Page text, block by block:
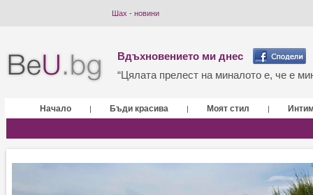
Шах - новини
Вдъхновението ми днес
“Цялата прелест на миналото е, че е
Начало | Бъди красива | Моят стил |